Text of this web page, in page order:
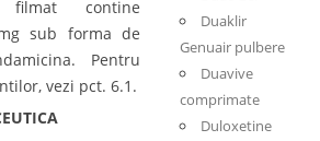
contine
sub forma de
Pentru
vezi pct. 6.1.
Duaklir
Genuair pulbere
Duavive
comprimate
Duloxetine